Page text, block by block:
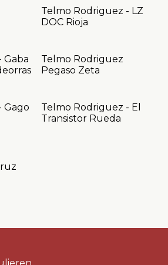
Telmo Rodriguez - LZ
DOC Rioja
Gaba
Telmo Rodriguez
Pegaso Zeta
Gago
Telmo Rodriguez - El
Transistor Rueda